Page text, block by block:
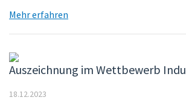
Mehr erfahren
Auszeichnung im Wettbewerb
18.12.2023